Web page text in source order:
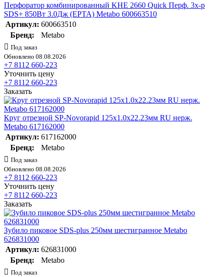
Перфоратор комбинированный KHE 2660 Quick Перф. 3х-р
SDS+ 850Вт 3.0Дж (ЕРТА) Metabo 600663510
Артикул: 600663510
Бренд:
Metabo
Под заказ
Обновлено 08.08.2026
+7 8112 660-223
Уточнить цену
+7 8112 660-223
Заказать
Круг отрезной SP-Novorapid 125х1.0х22.23мм RU нерж.
Metabo 617162000
Артикул: 617162000
Бренд:
Metabo
Под заказ
Обновлено 08.08.2026
+7 8112 660-223
Уточнить цену
+7 8112 660-223
Заказать
Зубило пиковое SDS-plus 250мм шестигранное Metabo
626831000
Артикул: 626831000
Бренд:
Metabo
Под заказ